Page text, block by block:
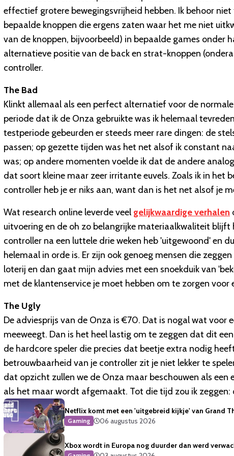
effectief grotere bewegingsvrijheid hebben. Ik behoor
bepaalde knoppen die ergens zaten waar het me niet
van de knoppen, bijvoorbeeld) in bepaalde games onder
alternatieve positie van de back en strat-knoppen
controller.
The Bad
Klinkt allemaal als een perfect alternatief voor de
periode dat ik de Onza gebruikte was ik helemaal
testperiode gebeurden er steeds meer rare dingen: de
passen; op gezette tijden was het net alsof ik constant
was; op andere momenten voelde ik dat de andere
dat soort kleine maar zeer irritante euvels. Zoals ik in het
controller heb je er niks aan, want dan is het net alsof je
Wat research online leverde veel gelijkwaardige verhalen
uitvoering en de oh zo belangrijke materiaalkwaliteit
controller na een luttele drie weken heb 'uitgewoond' en
helemaal in orde is. Er zijn ook genoeg mensen die
loterij en dan gaat mijn advies met een snoekduik van
met de klantenservice je moet hebben om te zorgen voor
The Ugly
De adviesprijs van de Onza is €70. Dat is nogal wat voor
meeweegt. Dan is het heel lastig om te zeggen dat dit
de hardcore speler die precies dat beetje extra nodig
betrouwbaarheid van je controller zit je niet lekker te
dat opzicht zullen we de Onza maar beschouwen als
als het maar wordt afgemaakt. Tot die tijd zou ik zeggen:
Netflix komt met een 'uitgebreid kijkje' van Grand
Gaming 06 augustus 2026
Xbox wordt in Europa nog duurder dan werd